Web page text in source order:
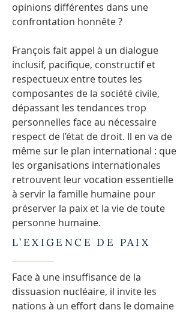
opinions différentes dans une
confrontation honnête ?
François fait appel à un dialogue
inclusif, pacifique, constructif et
respectueux entre toutes les
composantes de la société civile,
dépassant les tendances trop
personnelles face au nécessaire
respect de l’état de droit. Il en va de
même sur le plan international : que
les organisations internationales
retrouvent leur vocation essentielle
à servir la famille humaine pour
préserver la paix et la vie de toute
personne humaine.
L’EXIGENCE DE PAIX
Face à une insuffisance de la
dissuasion nucléaire, il invite les
nations à un effort dans le domaine